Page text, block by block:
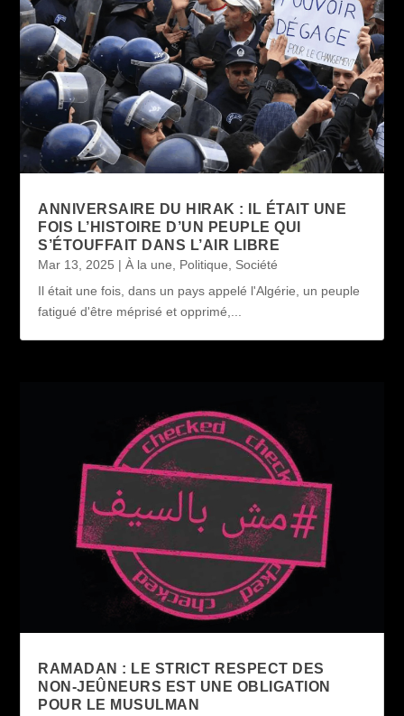
ANNIVERSAIRE DU HIRAK : IL ÉTAIT UNE
FOIS L’HISTOIRE D’UN PEUPLE QUI
S’ÉTOUFFAIT DANS L’AIR LIBRE
Mar 13, 2025 |À la une Politique
Société
Il était une fois, dans un pays appelé l'Algérie, un peuple
fatigué d'être méprisé et opprimé,...
RAMADAN : LE STRICT RESPECT DES
NON-JEÛNEURS EST UNE OBLIGATION
POUR LE MUSULMAN